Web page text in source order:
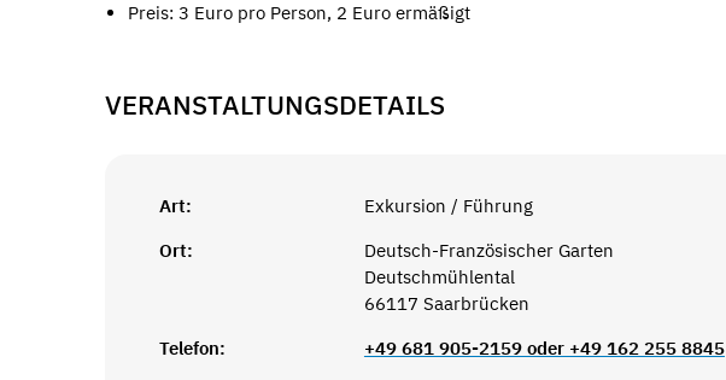
Preis: 3 Euro pro Person, 2 Euro ermäßigt
VERANSTALTUNGSDETAILS
Art:
Exkursion / Führung
Ort:
Deutsch-Französischer Garten
Deutschmühlental
66117 Saarbrücken
Telefon:
+49 681 905-2159 oder +49 162 255 8845